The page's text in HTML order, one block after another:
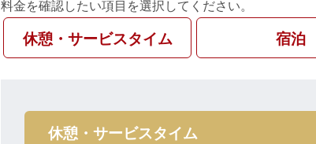
料金を確認したい項目を選択してください。
休憩・サービスタイム 宿泊
休憩・サービスタイム